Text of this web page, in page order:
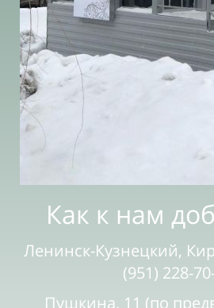
Как к нам
Ленинск-Кузнецкий,
(951) 228-
Пушкина, 11 (по